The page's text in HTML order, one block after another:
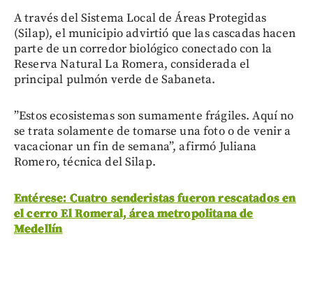
A través del Sistema Local de Áreas Protegidas
(Silap), el municipio advirtió que las cascadas hacen
parte de un corredor biológico conectado con la
Reserva Natural La Romera, considerada el
principal pulmón verde de Sabaneta.
”Estos ecosistemas son sumamente frágiles. Aquí no
se trata solamente de tomarse una foto o de venir a
vacacionar un fin de semana”, afirmó Juliana
Romero, técnica del Silap.
Entérese: Cuatro senderistas fueron rescatados en
el cerro El Romeral, área metropolitana de
Medellín